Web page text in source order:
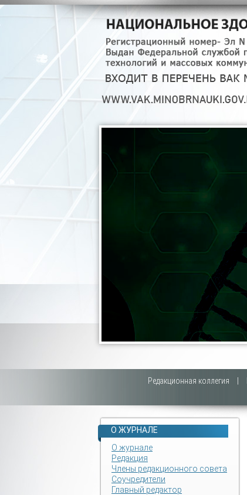
Редакционная коллегия
О ЖУРНАЛЕ
О журнале
Редакция
Члены редакционного совета
Соучредители
Главный редактор